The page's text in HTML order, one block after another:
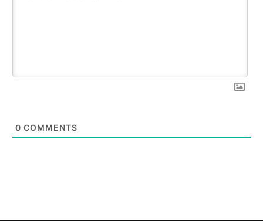
0 COMMENTS